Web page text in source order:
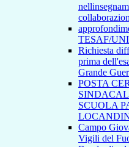
TESAF/
Richiesta
prima
Grande
POSTA
SCUOLA
Campo
Vigili del